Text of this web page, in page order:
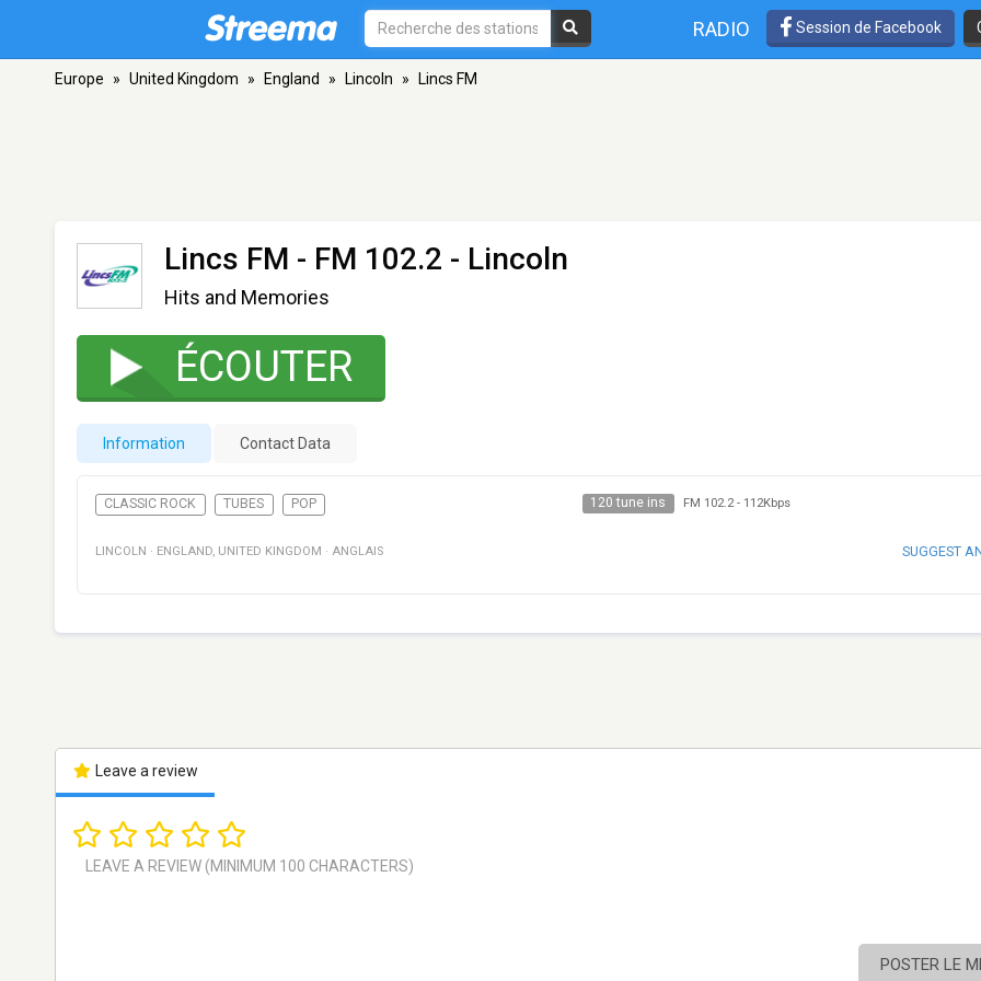
RADIO Session de Facebook
Europe » United Kingdom » England » Lincoln » Lincs FM
Lincs FM - FM 102.2 - Lincoln
Hits and Memories
ÉCOUTER
Information Contact Data
CLASSIC ROCK TUBES POP 120 tune ins FM 102.2- 112Kbps
LINCOLN · ENGLAND, UNITED KINGDOM · ANGLAIS SUGGEST
Leave a review
POSTER LE